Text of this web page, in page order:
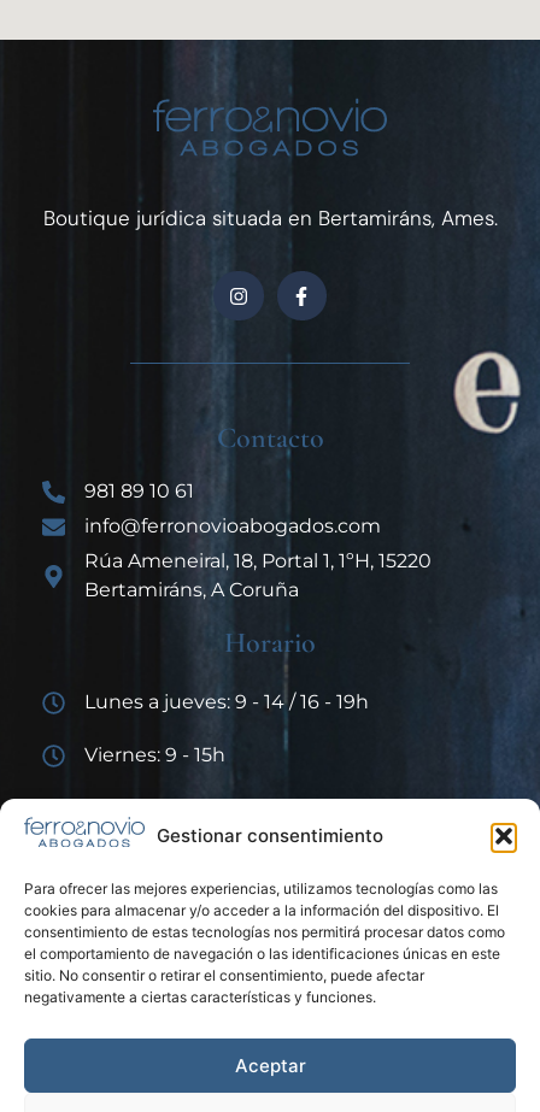
Gestionar consentimiento
Para ofrecer las mejores experiencias, utilizamos tecnologías como las
cookies para almacenar y/o acceder a la información del dispositivo. El
consentimiento de estas tecnologías nos permitirá procesar datos como
el comportamiento de navegación o las identificaciones únicas en este
sitio. No consentir o retirar el consentimiento, puede afectar
negativamente a ciertas características y funciones.
Aceptar
Boutique jurídica situada en Bertamiráns, Ames.
Enlaces de interés
Contacto
981 89 10 61
info@ferronovioabogados.com
Rúa Ameneiral, 18, Portal 1, 1ºH, 15220
Bertamiráns, A Coruña
Horario
Lunes a jueves: 9 - 14 / 16 - 19h
Viernes: 9 - 15h